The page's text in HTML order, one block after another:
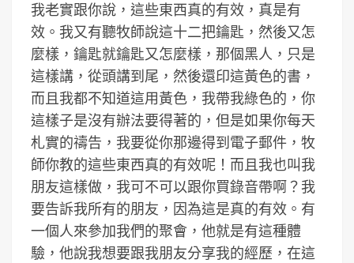
我老實跟你說，這些東西真的有效，真是有
效。我又有聽牧師說這十二把鑰匙，然後又怎
麼樣，鑰匙就鑰匙又怎麼樣，那個黑人，只是
這樣講，從頭講到尾，然後還印這黃色的書，
而且我都不知道這用黃色，我帶我綠色的，你
這樣子是沒有辦法要得著的，但是如果你每天
札實的禱告，我要從你那邊得到電子郵件，牧
師你教的這些東西真的有效呢！而且我也叫我
朋友這樣做，我可不可以跟你買錄音帶啊？我
要告訴我所有的朋友，因為這是真的有效。有
一個人來參加我們的聚會，他就是有這種體
驗，他說我想要跟我朋友分享我的經歷，在這